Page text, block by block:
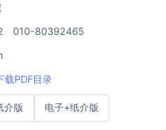
010-80392465
载PDF目录
介版 电子+纸介版